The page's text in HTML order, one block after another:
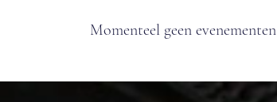
Momenteel geen evenementen